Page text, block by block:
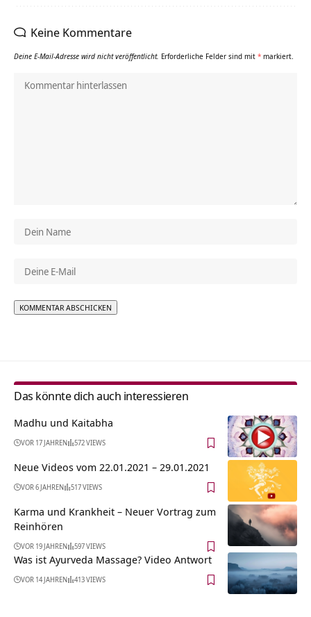
Keine Kommentare
Deine E-Mail-Adresse wird nicht veröffentlicht. Erforderliche Felder sind mit * markiert.
Das könnte dich auch interessieren
Madhu und Kaitabha
VOR 17 JAHREN 572 VIEWS
Neue Videos vom 22.01.2021 – 29.01.2021
VOR 6 JAHREN 517 VIEWS
Karma und Krankheit – Neuer Vortrag zum
Reinhören
VOR 19 JAHREN 597 VIEWS
Was ist Ayurveda Massage? Video Antwort
VOR 14 JAHREN 413 VIEWS